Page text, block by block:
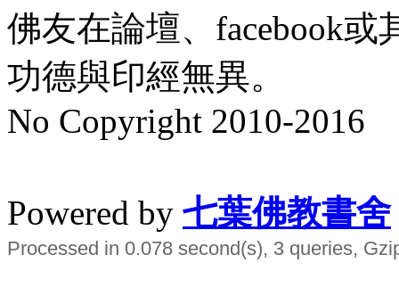
佛友在論壇、facebook
功德與印經無異。
No Copyright 2010-2016
Powered by 七葉佛教書舍
Processed in 0.078 second(s), 3 queries,